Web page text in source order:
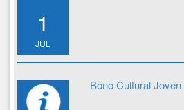
1
JUL
Bono Cultural Joven